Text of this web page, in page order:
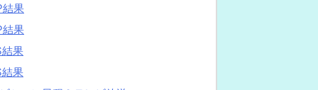
結果
結果
果
果